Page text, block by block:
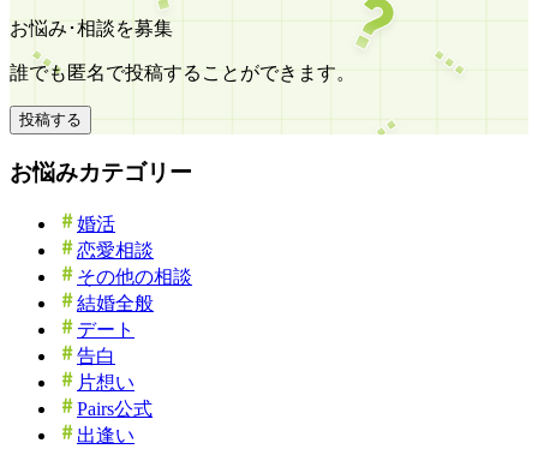
お悩み･相談を募集
誰でも匿名で投稿することができます。
投稿する
お悩みカテゴリー
婚活
恋愛相談
その他の相談
結婚全般
デート
告白
片想い
Pairs公式
出逢い